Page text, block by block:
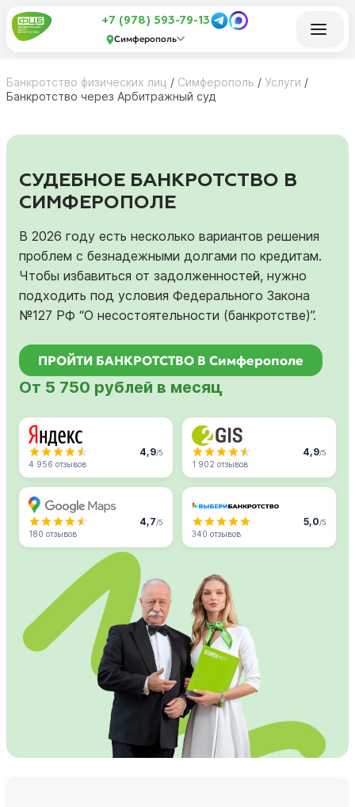
+7 (978) 593-79-13
Симферополь
Банкротство физических лиц / Симферополь / Услуги /
Банкротство через Арбитражный суд
СУДЕБНОЕ БАНКРОТСТВО В
СИМФЕРОПОЛЕ
В 2026 году есть несколько вариантов решения
проблем с безнадежными долгами по кредитам.
Чтобы избавиться от задолженностей, нужно
подходить под условия Федерального Закона
№127 РФ “О несостоятельности (банкротстве)”.
ПРОЙТИ БАНКРОТСТВО В Симферополе
От 5 750 рублей в месяц
4,9/5
4 956 отзывов
4,9/5
1 902 отзывов
4,7/5
180 отзывов
5,0/5
340 отзывов